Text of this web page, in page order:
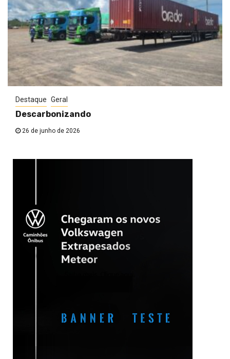
Destaque Geral
Descarbonizando
26 de junho de 2026